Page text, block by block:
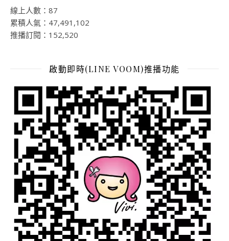
線上人數：87
累積人氣：47,491,102
推播訂閱：152,520
啟動即時(LINE VOOM)推播功能